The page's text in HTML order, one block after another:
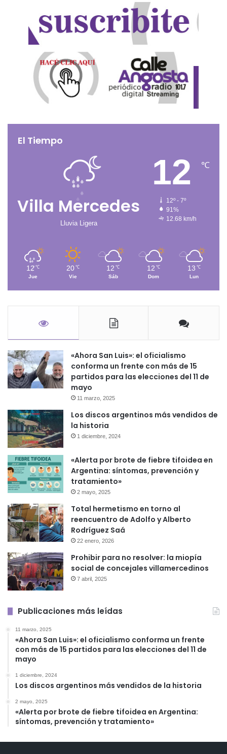
El Tiempo
Villa Mercedes
Lluvia Ligera
12 ℃
12º - 7º
91%
12.68 km/h
12 ℃
Jue
20 ℃
Vie
12 ℃
Sáb
12 ℃
Dom
13 ℃
Lun
«Ahora San Luis»: el oficialismo
conforma un frente con más de 15
partidos para las elecciones del 11 de
mayo
11 marzo, 2025
Los discos argentinos más vendidos de
la historia
1 diciembre, 2024
«Alerta por brote de fiebre tifoidea en
Argentina: síntomas, prevención y
tratamiento»
2 mayo, 2025
Total hermetismo en torno al
reencuentro de Adolfo y Alberto
Rodríguez Saá
22 enero, 2026
Prohibir para no resolver: la miopía
social de concejales villamercedinos
7 abril, 2025
Publicaciones más leídas
11 marzo, 2025
«Ahora San Luis»: el oficialismo conforma un frente
con más de 15 partidos para las elecciones del 11 de
mayo
1 diciembre, 2024
Los discos argentinos más vendidos de la historia
2 mayo, 2025
«Alerta por brote de fiebre tifoidea en Argentina:
síntomas, prevención y tratamiento»